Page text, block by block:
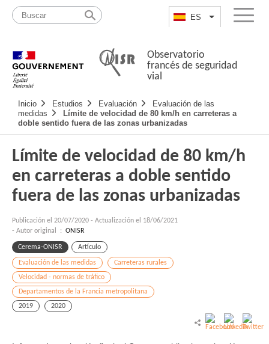
Pasar
contenido
Mapa
web
ES List additional
Menu
Observatorio
francés de seguridad
vial
Navigation
principale
Inicio Estudios Evaluación
Evaluación de las
medidas
Límite de velocidad de 80 km/h en carreteras a
doble sentido fuera de las zonas urbanizadas
Límite de velocidad de 80 km/h
en carreteras a doble sentido
fuera de las zonas urbanizadas
Publicación el 20/07/2020 - Actualización el 18/06/2021
- Autor original : ONISR
Cerema-ONISR Artículo
Evaluación de las medidas
Carreteras rurales
Velocidad - normas de tráfico
Departamentos de la Francia metropolitana
2019
2020